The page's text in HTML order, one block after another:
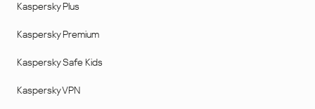
Kaspersky Plus
Kaspersky Premium
Kaspersky Safe Kids
Kaspersky VPN